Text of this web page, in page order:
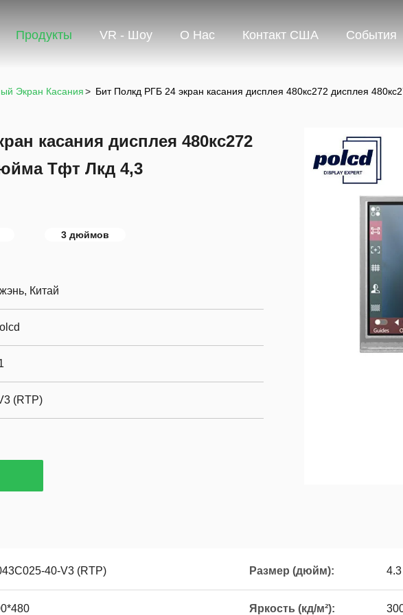
Продукты VR - Шоу О Нас Контакт США События
Экран Касания> Бит Полкд РГБ 24 экран касания дисплея 480кс272 дисплея
касания дисплея 480кс272
Тфт Лкд 4,3
3 дюймов
Китай
(RTP)
40-V3 (RTP) Размер (дюйм): 4.3
Яркость (кд/м²):